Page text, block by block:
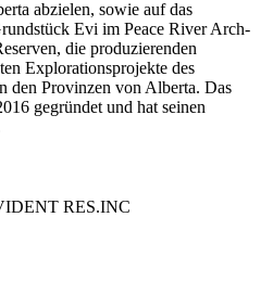
abzielen, sowie auf das
Evi im Peace River Arch-
die produzierenden
Explorationsprojekte des
den Provinzen von Alberta. Das
gegründet und hat seinen
RES.INC